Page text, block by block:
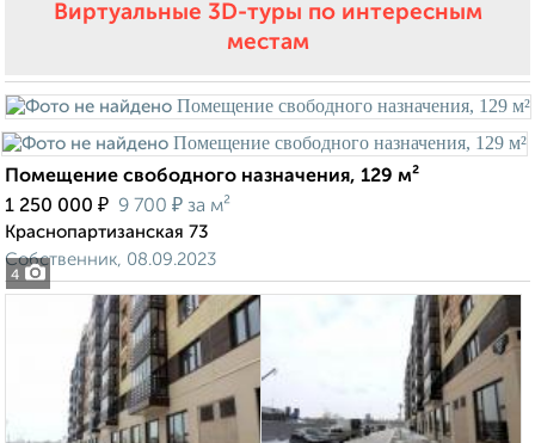
Виртуальные 3D-туры по интересным
местам
4
Помещение свободного назначения, 129 м²
1 250 000 ₽ 9 700 ₽ за м²
Краснопартизанская 73
Собственник, 08.09.2023